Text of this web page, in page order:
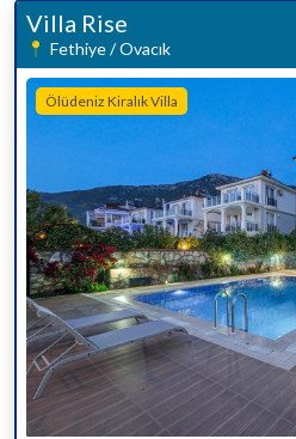
Villa Rise
Fethiye / Ovacık
Ölüdeniz Kiralık Villa